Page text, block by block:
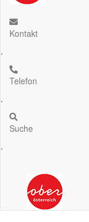
Kontakt
.
Telefon
.
Suche
.